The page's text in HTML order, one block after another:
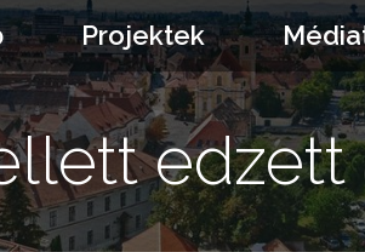
Projektek